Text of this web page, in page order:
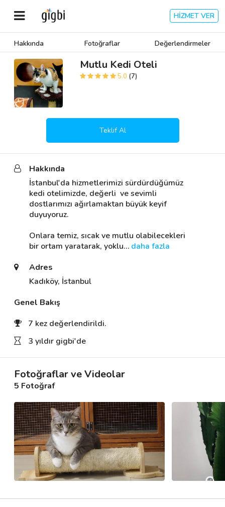
HİZMET VER
Anasayfa
Giriş Yap
Kayıt Ol
🎈 Biz Kimiz?
Nasıl Çalışır?
Müşteri Değerlendirmeleri
İletişim
Kariyer
Blog
Hakkında Fotoğraflar Değerlendirmeler
Mutlu Kedi Oteli
5.0 (7)
Teklif Al
Hakkında
İstanbul'da hizmetlerimizi sürdürdüğümüz
kedi otelimizde, değerli  ve sevimli
dostlarımızı ağırlamaktan büyük keyif
duyuyoruz.
Onlara temiz, sıcak ve mutlu olabilecekleri
bir ortam yaratarak, yoklu… daha fazla
Adres
Kadıköy, İstanbul
Genel Bakış
7 kez değerlendirildi.
3 yıldır gigbi'de
Fotoğraflar ve Videolar
5 Fotoğraf